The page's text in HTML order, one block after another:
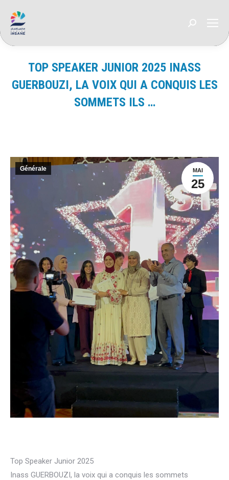
Recherche
TOP SPEAKER JUNIOR 2025 INASS
GUERBOUZI, LA VOIX QUI A CONQUIS LES
SOMMETS ILS …
MAI
25
Générale
Top Speaker Junior 2025
Inass GUERBOUZI, la voix qui a conquis les sommets